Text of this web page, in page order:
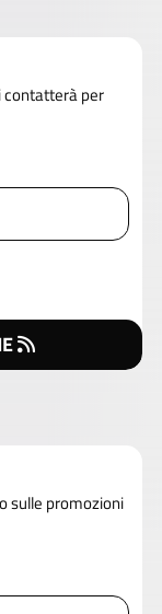
contatterà per
sulle promozioni